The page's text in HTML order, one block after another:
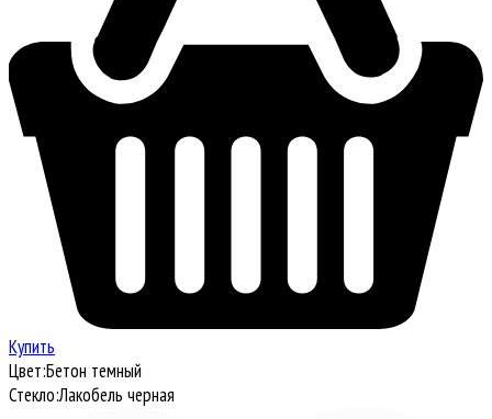
Купить
Цвет:Бетон темный
Стекло:Лакобель черная